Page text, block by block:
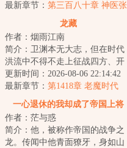
艺，一生享福不受...
最新章节： 第三百八十章 神医张
来福（感谢盟主毛豆蚕豆生成
龙藏
作者：烟雨江南
简介：卫渊本无大志，但在时代
洪流中不得不走上征战四方、开
疆辟土之路，直至关山踏尽，未
曾白头。不正经...
更新时间：2026-08-06 22:14:42
最新章节： 第1418章 老魔时代
一心退休的我却成了帝国上将
作者：茫与惑
简介：他，被称作帝国的战争之
龙。传闻中他青面獠牙，身如山